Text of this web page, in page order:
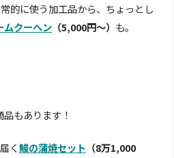
的に使う加工品から、ちょっとし
ムクーヘン （5,000円〜） も。
品もあります！
く鰻の蒲焼セット （8万1,000